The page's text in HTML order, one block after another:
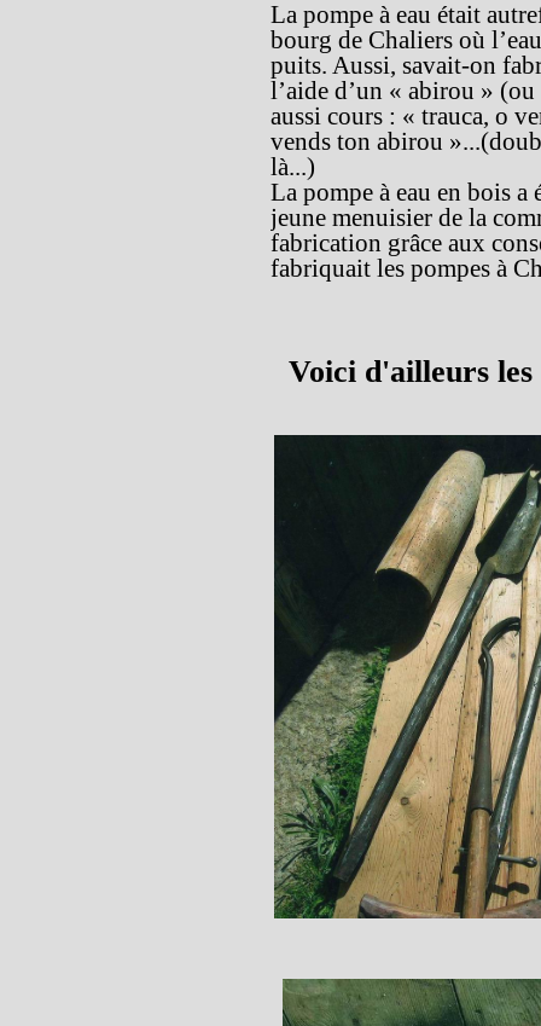
La pompe à eau était
bourg de Chaliers où
puits. Aussi, savait-on
l’aide d’un « abirou »
aussi cours : « trauca, o
vends ton abirou
là...)
La pompe à eau en bois
jeune menuisier de la
fabrication grâce aux
fabriquait les pompes à
Voici d'ailleurs les